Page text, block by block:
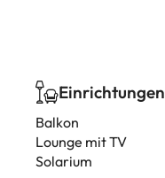
Einrichtungen
Balkon
Lounge mit TV
Solarium